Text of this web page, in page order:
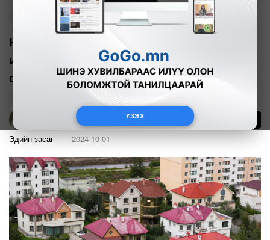
ҮЗЭХ
Нийслэлийн А бүсэд 10 хувийн хүүтэй,
ипотекийн зээл олгох хувилбарыг
судалж байна
Б.Эрдэнэчимэг
Эдийн засаг 2024-10-01